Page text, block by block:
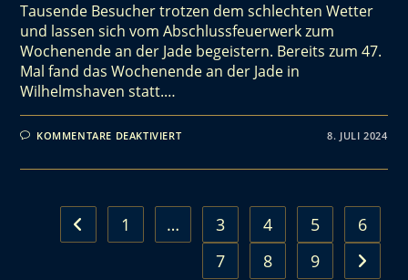
Tausende Besucher trotzen dem schlechten Wetter
und lassen sich vom Abschlussfeuerwerk zum
Wochenende an der Jade begeistern. Bereits zum 47.
Mal fand das Wochenende an der Jade in
Wilhelmshaven statt.…
KOMMENTARE DEAKTIVIERT 8. JULI 2024
1 … 3 4 5
6
7
8 9